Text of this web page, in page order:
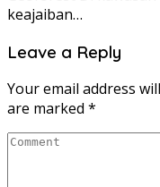
keajaiban…
Leave a Reply
Your email address
are marked *